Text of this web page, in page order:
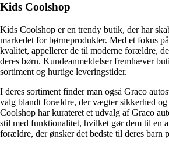
Kids Coolshop
Kids Coolshop er en trendy butik, der har
markedet for børneprodukter. Med et fokus
kvalitet, appellerer de til moderne forældre,
deres børn. Kundeanmeldelser fremhæver
sortiment og hurtige leveringstider.
I deres sortiment finder man også Graco
valg blandt forældre, der vægter sikkerhed
Coolshop har kurateret et udvalg af Graco
stil med funktionalitet, hvilket gør dem til en
forældre, der ønsker det bedste til deres barn